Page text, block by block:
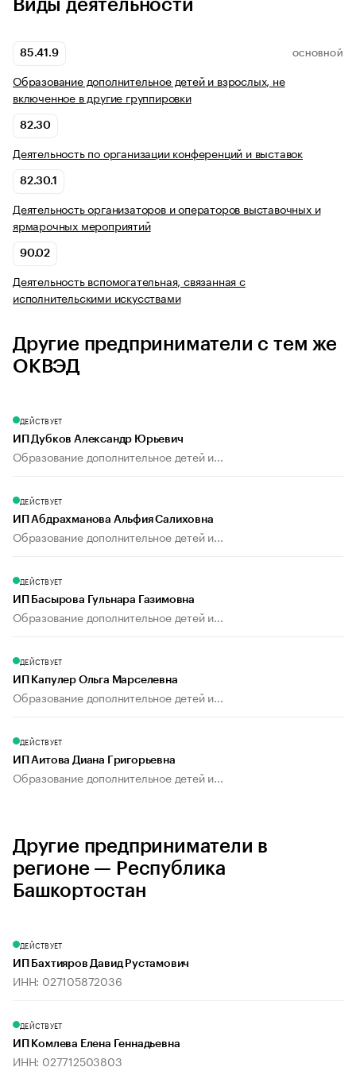
Виды деятельности
85.41.9 ОСНОВНОЙ
Образование дополнительное детей и взрослых, не
включенное в другие группировки
82.30
Деятельность по организации конференций и выставок
82.30.1
Деятельность организаторов и операторов выставочных и
ярмарочных мероприятий
90.02
Деятельность вспомогательная, связанная с
исполнительскими искусствами
Другие предприниматели с тем же
ОКВЭД
ДЕЙСТВУЕТ
ИП Дубков Александр Юрьевич
Образование дополнительное детей и...
ДЕЙСТВУЕТ
ИП Абдрахманова Альфия Салиховна
Образование дополнительное детей и...
ДЕЙСТВУЕТ
ИП Басырова Гульнара Газимовна
Образование дополнительное детей и...
ДЕЙСТВУЕТ
ИП Капулер Ольга Марселевна
Образование дополнительное детей и...
ДЕЙСТВУЕТ
ИП Аитова Диана Григорьевна
Образование дополнительное детей и...
Другие предприниматели в
регионе — Республика
Башкортостан
ДЕЙСТВУЕТ
ИП Бахтияров Давид Рустамович
ИНН: 027105872036
ДЕЙСТВУЕТ
ИП Комлева Елена Геннадьевна
ИНН: 027712503803